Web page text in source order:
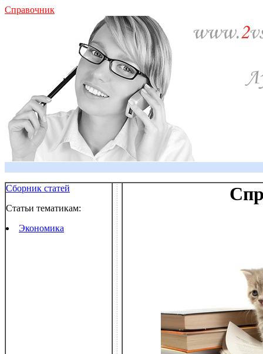
Справочник
Сборник статей
Статьи тематикам:
Экономика